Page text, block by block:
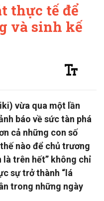
thực tế để
và sinh kế
vừa qua một lần
báo về sức tàn phá
cả những con số
nào để chủ trương
là trên hết” không chỉ
sự trở thành “lá
trong những ngày